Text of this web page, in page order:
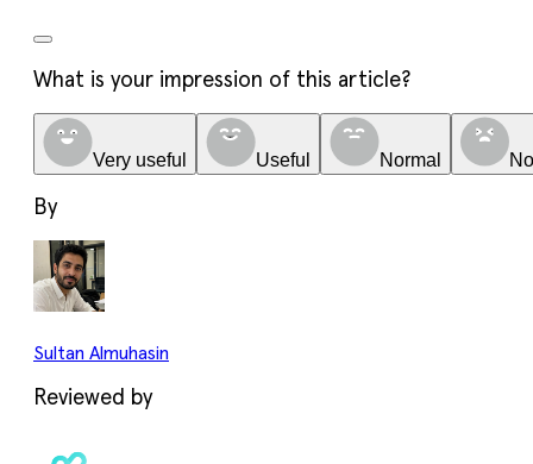
What is your impression of this article?
Very useful Useful Normal
By
Sultan Almuhasin
Reviewed by